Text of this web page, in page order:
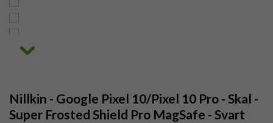
Nillkin - Google Pixel 10/Pixel 10 Pro - Skal -
Super Frosted Shield Pro MagSafe - Svart